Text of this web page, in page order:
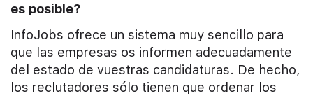
es posible?
InfoJobs ofrece un sistema muy sencillo para
que las empresas os informen adecuadamente
del estado de vuestras candidaturas. De hecho,
los reclutadores sólo tienen que ordenar los